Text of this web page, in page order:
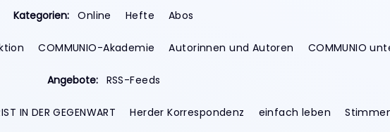
Kategorien: Online Hefte Abos
COMMUNIO-Akademie Autorinnen und Autoren COMMUNIO
Angebote: RSS-Feeds
IN DER GEGENWART Herder Korrespondenz einfach leben